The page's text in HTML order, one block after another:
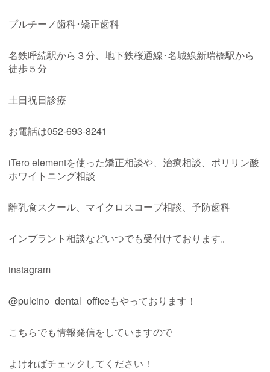
プルチーノ歯科･矯正歯科
名鉄呼続駅から３分、地下鉄桜通線･名城線新瑞橋駅から
徒歩５分
土日祝日診療
お電話は052-693-8241
iTero elementを使った矯正相談や、治療相談、ポリリン酸
ホワイトニング相談
離乳食スクール、マイクロスコープ相談、予防歯科
インプラント相談などいつでも受付けております。
instagram
@pulcino_dental_officeもやっております！
こちらでも情報発信をしていますので
よければチェックしてください！